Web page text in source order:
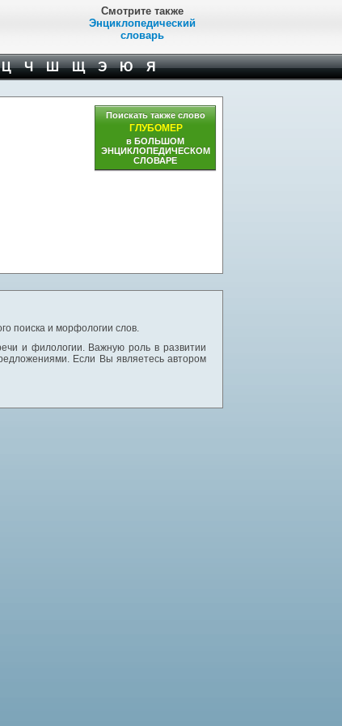
Смотрите также
Энциклопедический
словарь
Ч Ш Щ Э Ю Я
Поискать также слово
ГЛУБОМЕР
в БОЛЬШОМ
ЭНЦИКЛОПЕДИЧЕСКОМ
СЛОВАРЕ
поиска и морфологии слов.
и филологии. Важную роль в развитии
Если Вы являетесь автором